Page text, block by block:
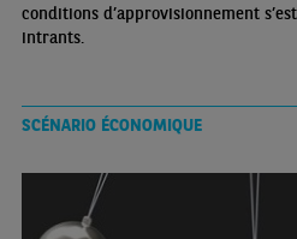
conditions d’approvisionnement
intrants.
SCÉNARIO ÉCONOMIQUE